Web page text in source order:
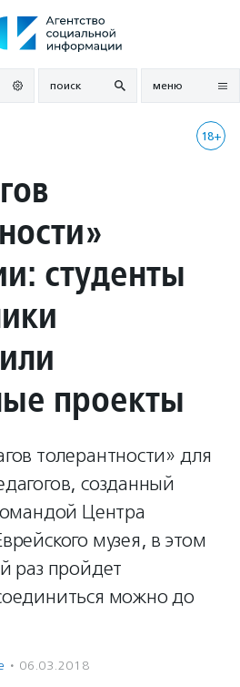
поиск меню
18+
студенты
проекты
толерантности» для
созданный
Центра
музея, в этом
раз пройдет
можно до
· 06.03.2018